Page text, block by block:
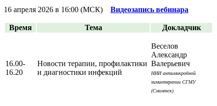
16 апреля 2026 в 16:00 (МСК) Видеозапись вебинара
Время Тема Докладчик
16.00-
16.20
Новости терапии, профилактики
и диагностики инфекций
Веселов
Александр
Валерьевич
НИИ антимикробной
химиотерапии СГМУ
(Смоленск)